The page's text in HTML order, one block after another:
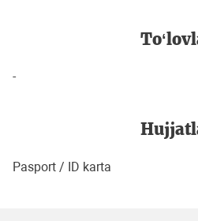
-
Pasport / ID karta